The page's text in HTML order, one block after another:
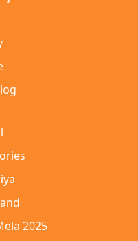
2025